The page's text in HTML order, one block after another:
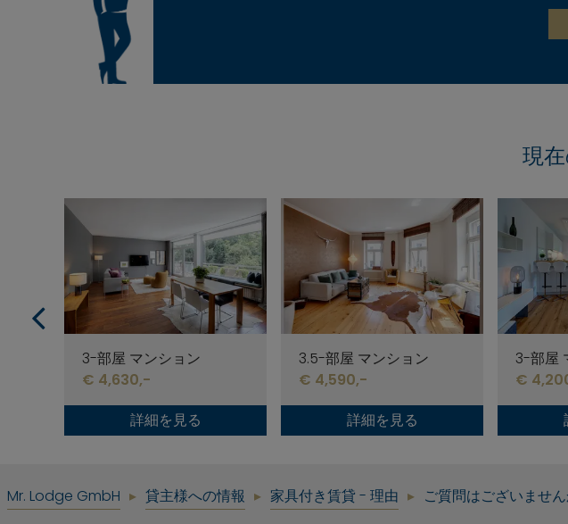
現
3-部屋 マンション
€ 4,630,-
詳細を見る
3.5-部屋 マンション
€ 4,590,-
詳細を見る
3-部屋
€
Mr. Lodge GmbH 貸主様への情報 家具付き賃貸 - 理由 ご質問はございませ